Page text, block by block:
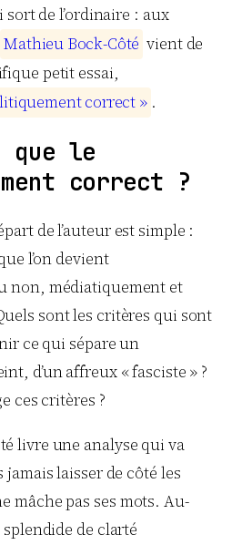
de l’ordinaire : aux
Mathieu Bock-Côté vient de
petit essai,
litiquementcorrect » .
que le
correct ?
de l’auteur est simple :
l’on devient
non, médiatiquement et
sont les critères qui sont
ce qui sépare un
d’un affreux « fasciste » ?
ces critères ?
livre une analyse qui va
laisser de côté les
mâche pas ses mots. Au-
de clarté